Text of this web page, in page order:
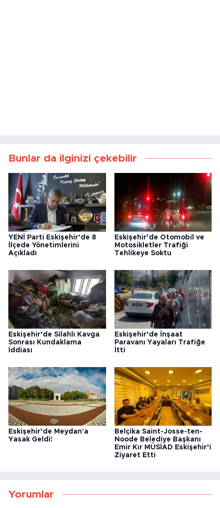
Bunlar da ilginizi çekebilir
YENİ Parti Eskişehir’de 8
İlçede Yönetimlerini
Açıkladı
Eskişehir’de Otomobil ve
Motosikletler Trafiği
Tehlikeye Soktu
Eskişehir’de Silahlı Kavga
Sonrası Kundaklama
İddiası
Eskişehir’de İnşaat
Paravanı Yayaları Trafiğe
İtti
Eskişehir’de Meydan'a
Yasak Geldi!
Belçika Saint-Josse-ten-
Noode Belediye Başkanı
Emir Kır MÜSİAD Eskişehir’i
Ziyaret Etti
Yorumlar